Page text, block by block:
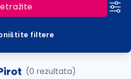
filtere
(0 rezultata)